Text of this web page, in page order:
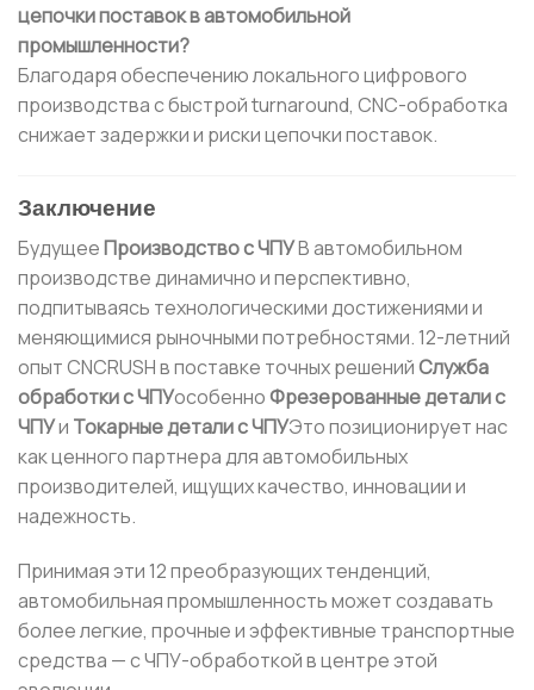
цепочки поставок в автомобильной
промышленности?
Благодаря обеспечению локального цифрового
производства с быстрой turnaround, CNC-обработка
снижает задержки и риски цепочки поставок.
Заключение
БудущееПроизводство с ЧПУВ автомобильном
производстве динамично и перспективно,
подпитываясь технологическими достижениями и
меняющимися рыночными потребностями. 12-летний
опыт CNCRUSH в поставке точных решенийСлужба
обработки с ЧПУособенноФрезерованные детали с
ЧПУи Токарные детали с ЧПУЭто позиционирует нас
как ценного партнера для автомобильных
производителей, ищущих качество, инновации и
надежность.
Принимая эти 12 преобразующих тенденций,
автомобильная промышленность может создавать
более легкие, прочные и эффективные транспортные
средства — с ЧПУ-обработкой в центре этой